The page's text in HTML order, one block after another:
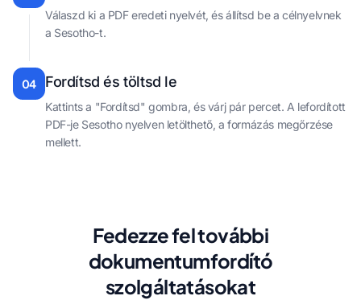
Válaszd ki a PDF eredeti nyelvét, és állítsd be a célnyelvnek
a Sesotho-t.
04 Fordítsd és töltsd le
Kattints a "Fordítsd" gombra, és várj pár percet. A lefordított
PDF-je Sesotho nyelven letölthető, a formázás megőrzése
mellett.
Fedezze fel további
dokumentumfordító
szolgáltatásokat